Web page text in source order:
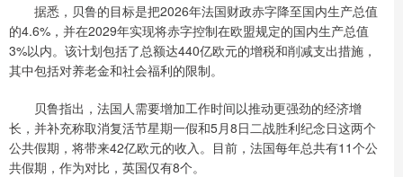
据悉，贝鲁的目标是把2026年法国财政赤字降至国内生产总值
的4.6%，并在2029年实现将赤字控制在欧盟规定的国内生产总值
3%以内。该计划包括了总额达440亿欧元的增税和削减支出措施，
其中包括对养老金和社会福利的限制。
贝鲁指出，法国人需要增加工作时间以推动更强劲的经济增
长，并补充称取消复活节星期一假和5月8日二战胜利纪念日这两个
公共假期，将带来42亿欧元的收入。目前，法国每年总共有11个公
共假期，作为对比，英国仅有8个。